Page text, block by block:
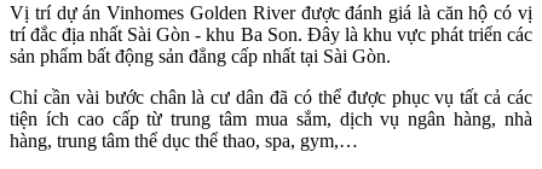
Vị trí dự án Vinhomes Golden River được đánh giá là căn hộ có vị
trí đắc địa nhất Sài Gòn - khu Ba Son. Đây là khu vực phát triển các
sản phẩm bất động sản đẳng cấp nhất tại Sài Gòn.
Chỉ cần vài bước chân là cư dân đã có thể được phục vụ tất cả các
tiện ích cao cấp từ trung tâm mua sắm, dịch vụ ngân hàng, nhà
hàng, trung tâm thể dục thể thao, spa, gym,…